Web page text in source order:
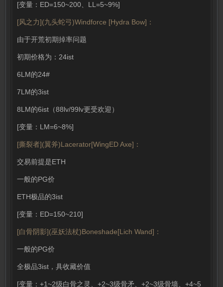
[变量：ED=150~200、LL=5~9%]
[风之力](九头蛇弓)Windforce [Hydra Bow]：
由于开荒初期掉率问题
初期价格为：24ist
6LM的24#
7LM的3ist
8LM的6ist（88lv/99lv更受欢迎）
[变量：LM=6~8%]
[撕裂者](翼斧)Lacerator[WingED Axe]：
交易前提是ETH
一般的PG价
ETH极品的3ist
[变量：ED=150~210]
[白骨阴影](巫妖法杖)Boneshade[Lich Wand]：
一般的PG价
全极品3ist，具收藏价值
[变量：+1~2级白骨之灵、+2~3级骨矛、+2~3级骨墙、+4~5